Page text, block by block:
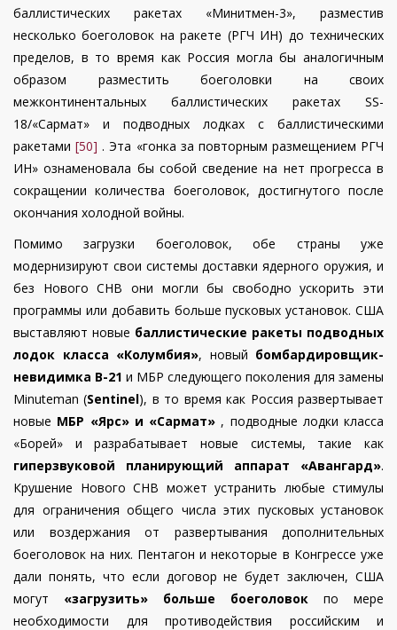
баллистических ракетах «Минитмен-3», разместив
несколько боеголовок на ракете (РГЧ ИН) до технических
пределов, в то время как Россия могла бы аналогичным
образом разместить боеголовки на своих
межконтинентальных баллистических ракетах SS-
18/«Сармат» и подводных лодках с баллистическими
ракетами[50] . Эта «гонка за повторным размещением РГЧ
ИН» ознаменовала бы собой сведение на нет прогресса в
сокращении количества боеголовок, достигнутого после
окончания холодной войны.
Помимо загрузки боеголовок, обе страны уже
модернизируют свои системы доставки ядерного оружия, и
без Нового СНВ они могли бы свободно ускорить эти
программы или добавить больше пусковых установок. США
выставляют новые баллистические ракеты подводных
лодок класса «Колумбия», новый бомбардировщик-
невидимка B-21 и МБР следующего поколения для замены
Minuteman (Sentinel), в то время как Россия развертывает
новые МБР «Ярс» и «Сармат» , подводные лодки класса
«Борей» и разрабатывает новые системы, такие как
гиперзвуковой планирующий аппарат «Авангард».
Крушение Нового СНВ может устранить любые стимулы
для ограничения общего числа этих пусковых установок
или воздержания от развертывания дополнительных
боеголовок на них. Пентагон и некоторые в Конгрессе уже
дали понять, что если договор не будет заключен, США
могут «загрузить» больше боеголовок по мере
необходимости для противодействия российским и